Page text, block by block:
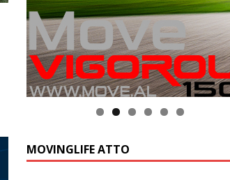
MOVINGLIFE ATTO